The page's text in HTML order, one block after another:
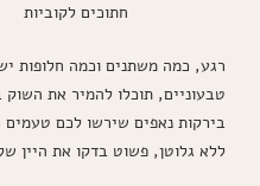
חתוכים לקוביות
רגע, כמה משתנים וכמה חלופות
טבעוניים, תוכלו להמיר את השוק
בירקות נאפים שירשו לכם
ללא גלוטן, פשוט בדקו את היין